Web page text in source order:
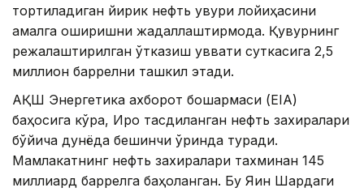
тортиладиган йирик нефть қувури лойиҳасини
амалга оширишни жадаллаштирмоқда. Қувурнинг
режалаштирилган ўтказиш қуввати суткасига 2,5
миллион баррелни ташкил этади.
АҚШ Энергетика ахборот бошқармаси (EIA)
баҳосига кўра, Ироқ тасдиқланган нефть захиралари
бўйича дунёда бешинчи ўринда туради.
Мамлакатнинг нефть захиралари тахминан 145
миллиард баррелга баҳоланган. Бу Яқин Шарқдаги